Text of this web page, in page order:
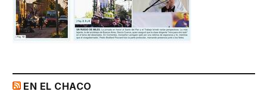
EN EL CHACO